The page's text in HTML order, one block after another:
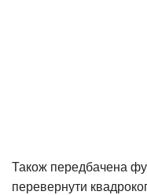
Також передбачена
перевернути